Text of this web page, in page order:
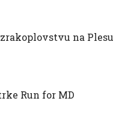
na Plesu
Run for MD